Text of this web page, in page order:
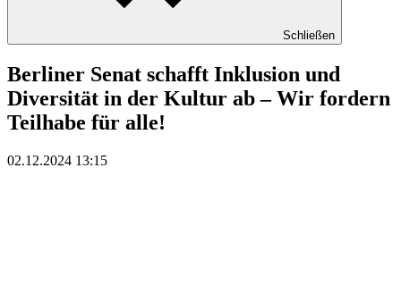
Schließen
Berliner Senat schafft Inklusion und
Diversität in der Kultur ab – Wir fordern
Teilhabe für alle!
02.12.2024 13:15